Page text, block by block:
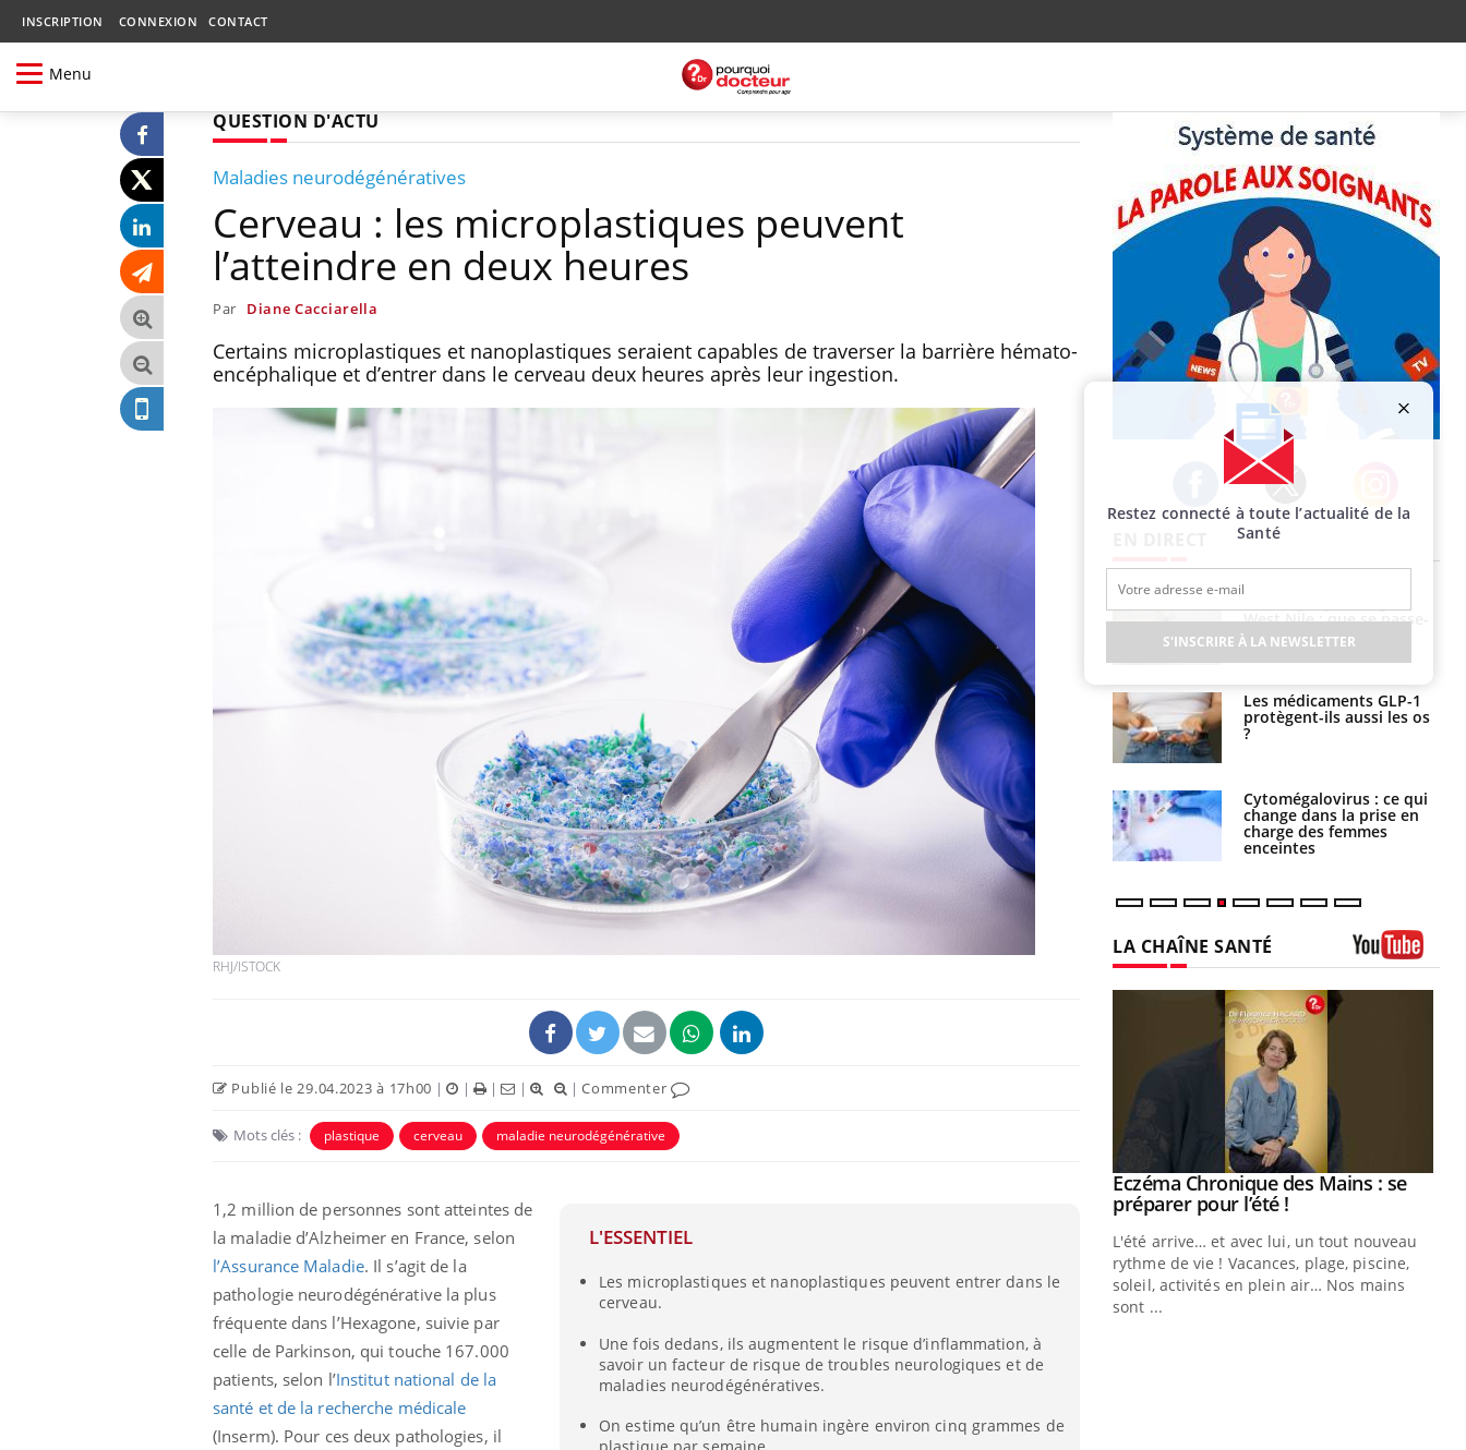
INSCRIPTION CONNEXION CONTACT
Menu
QUESTION D'ACTU
Maladies neurodégénératives
Cerveau : les microplastiques peuvent
l’atteindre en deux heures
Par Diane Cacciarella
Certains microplastiques et nanoplastiques seraient capables de traverser la barrière hémato-
encéphalique et d’entrer dans le cerveau deux heures après leur ingestion.
RHJ/ISTOCK
Publié le 29.04.2023 à 17h00 | | | | |Commenter
Mots clés : plastique cerveau maladie neurodégénérative
L'ESSENTIEL
Les microplastiques et nanoplastiques peuvent entrer dans le
cerveau.
Une fois dedans, ils augmentent le risque d’inflammation, à
savoir un facteur de risque de troubles neurologiques et de
maladies neurodégénératives.
On estime qu’un être humain ingère environ cinq grammes de
1,2 million de personnes sont atteintes de
la maladie d’Alzheimer en France, selon
l’Assurance Maladie. Il s’agit de la
pathologie neurodégénérative la plus
fréquente dans l’Hexagone, suivie par
celle de Parkinson, qui touche 167.000
patients, selon l’Institut national de la
santé et de la recherche médicale
(Inserm). Pour ces deux pathologies, il
Facebook Twitter Instagram
Bébés, jeunes enfants :
quelle trousse à
pharmacie pour les
vacances ?
Syndrome métabolique :
quels sont les meilleurs
Comment éviter une otite
détecté chez un touriste
Mortalité infantile : un
rapport s’interroge sur
son taux élevé en France
Grossesse à risque : ce jus
naturel attire l'attention
des chercheurs
Comment oublier les
écrans en vacances ?
Toujours connectés :
comment le travail
empiète de plus en plus
sur nos soirées
Cancer colorectal : une
stratégie simple aurait
changé la donne au Pays
West Nile : que se passe-
t-il dans le sud de la
France ?
Les médicaments GLP-1
protègent-ils aussi les os
?
Cytomégalovirus : ce qui
change dans la prise en
charge des femmes
enceintes
LA CHAÎNE SANTÉ
expliquer ma maladie Youtube
Il y a des sujets qui sont faciles à aborder...
d'autres non ! D'un côté, poser des
questions sur la maladie d'un proche c'est
prévenir
Fatigue, irritabilité, brouillard mental ou
même alopécie… Les symptômes de la
carence en fer sont multiples ce qui la rend
...
patients comme parfois chez les soignants.
Youtube
Eczéma Chronique des Mains : se
préparer pour l’été !Youtube
L'été arrive… et avec lui, un tout nouveau
rythme de vie ! Vacances, plage, piscine,
soleil, activités en plein air… Nos mains
sont ...
Restez connecté à toute l’actualité de la
Santé
S'INSCRIRE À LA NEWSLETTER